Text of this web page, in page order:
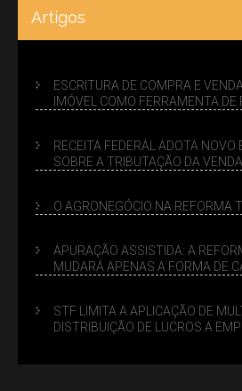
Artigos
ESCRITURA DE COMPRA E
IMÓVEL COMO FERRAMENTA
RECEITA FEDERAL ADOTA
SOBRE A TRIBUTAÇÃO DA
O AGRONEGÓCIO NA REFORMA
APURAÇÃO ASSISTIDA: A
MUDARÁ APENAS A FORMA DE
STF LIMITA A APLICAÇÃO DE
DISTRIBUIÇÃO DE LUCROS A